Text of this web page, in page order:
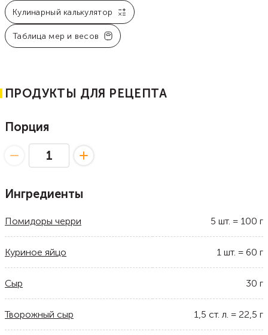
Кулинарный калькулятор
Таблица мер и весов
ПРОДУКТЫ ДЛЯ РЕЦЕПТА
Порция
Ингредиенты
Помидоры черри 5 шт. = 100 г
Куриное яйцо 1 шт. = 60 г
Сыр 30 г
Творожный сыр 1,5 ст. л. = 22,5 г